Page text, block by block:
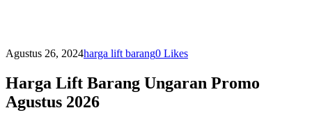
Agustus 26, 2024harga lift barang0 Likes
Harga Lift Barang Ungaran Promo
Agustus 2026